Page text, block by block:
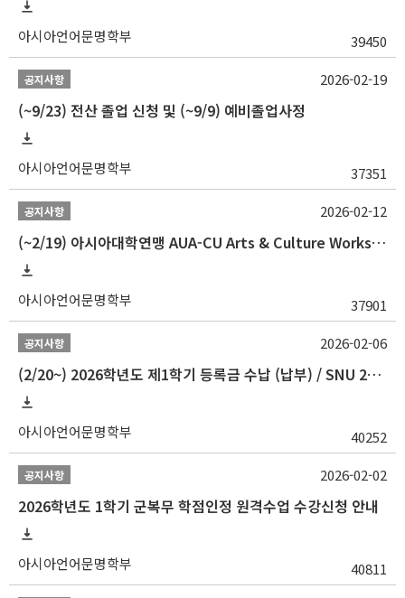
아시아언어문명학부 39450
공지사항
(~9/23) 전산 졸업 신청 및 (~9/9) 예비졸업사정
아시아언어문명학부 37351
2026-02-19
공지사항
(~2/19) 아시아대학연맹 AUA-CU Arts & Culture Workshop Camp 2026 참가자 선발 안내
아시아언어문명학부 37901
2026-02-12
공지사항
(2/20~) 2026학년도 제1학기 등록금 수납 (납부) / SNU 26-1 Tuition fee payment notice
아시아언어문명학부 40252
2026-02-06
공지사항
2026학년도 1학기 군복무 학점인정 원격수업 수강신청 안내
아시아언어문명학부 40811
2026-02-02